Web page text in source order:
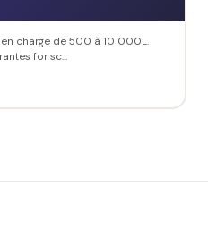
charge de 500 à 10 000L.
for sc...